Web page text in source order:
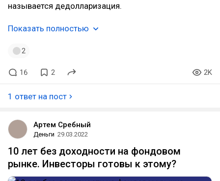
называется дедолларизация.
Показать полностью
2
16 2 2K
1 ответ на пост
Артем Сребный
Деньги 29.03.2022
10 лет без доходности на фондовом
рынке. Инвесторы готовы к этому?